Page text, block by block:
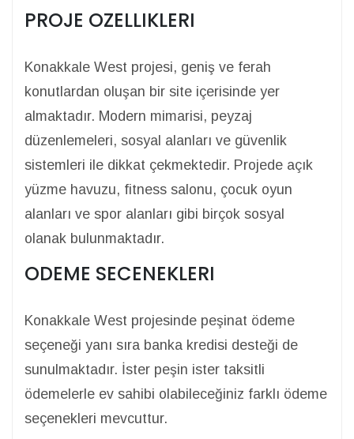
PROJE OZELLIKLERI
Konakkale West projesi, geniş ve ferah
konutlardan oluşan bir site içerisinde yer
almaktadır. Modern mimarisi, peyzaj
düzenlemeleri, sosyal alanları ve güvenlik
sistemleri ile dikkat çekmektedir. Projede açık
yüzme havuzu, fitness salonu, çocuk oyun
alanları ve spor alanları gibi birçok sosyal
olanak bulunmaktadır.
ODEME SECENEKLERI
Konakkale West projesinde peşinat ödeme
seçeneği yanı sıra banka kredisi desteği de
sunulmaktadır. İster peşin ister taksitli
ödemelerle ev sahibi olabileceğiniz farklı ödeme
seçenekleri mevcuttur.